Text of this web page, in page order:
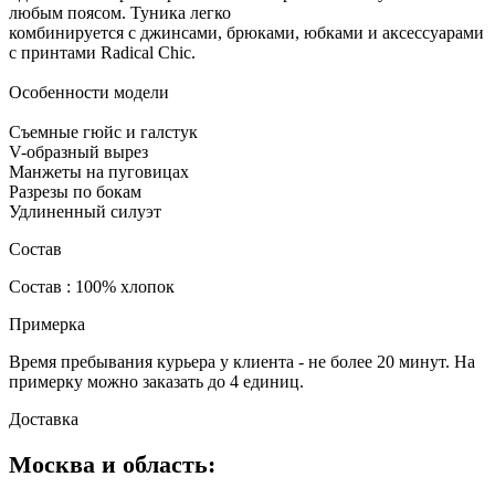
любым поясом. Туника легко
комбинируется с джинсами, брюками, юбками и аксессуарами
с принтами Radical Chic.
Особенности модели
Съемные гюйс и галстук
V-образный вырез
Манжеты на пуговицах
Разрезы по бокам
Удлиненный силуэт
Состав
Состав : 100% хлопок
Примерка
Время пребывания курьера у клиента - не более 20 минут. На
примерку можно заказать до 4 единиц.
Доставка
Москва и область: